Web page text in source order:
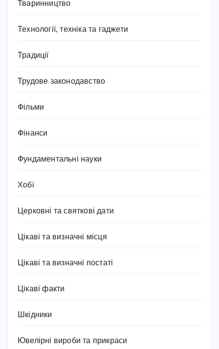
Тваринництво
Технології, техніка та гаджети
Традиції
Трудове законодавство
Фільми
Фінанси
Фундаментальні науки
Хобі
Церковні та святкові дати
Цікаві та визначні місця
Цікаві та визначні постаті
Цікаві факти
Шкідники
Ювелірні вироби та прикраси